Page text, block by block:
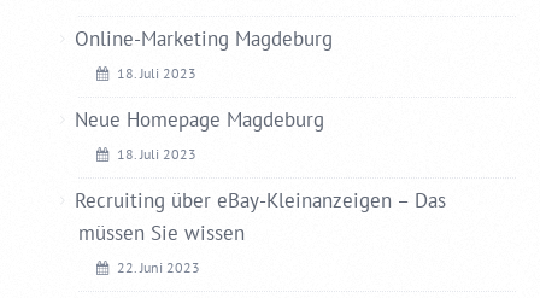
Online-Marketing Magdeburg
18. Juli 2023
Neue Homepage Magdeburg
18. Juli 2023
Recruiting über eBay-Kleinanzeigen – Das
müssen Sie wissen
22. Juni 2023